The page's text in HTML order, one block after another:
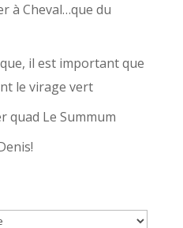
à Cheval…que du
il est important que
le virage vert
quad Le Summum